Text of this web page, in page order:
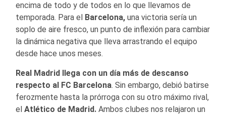
encima de todo y de todos en lo que llevamos de
temporada. Para el Barcelona, una victoria sería un
soplo de aire fresco, un punto de inflexión para cambiar
la dinámica negativa que lleva arrastrando el equipo
desde hace unos meses.
Real Madrid llega con un día más de descanso
respecto al FC Barcelona. Sin embargo, debió batirse
ferozmente hasta la prórroga con su otro máximo rival,
el Atlético de Madrid. Ambos clubes nos relajaron un